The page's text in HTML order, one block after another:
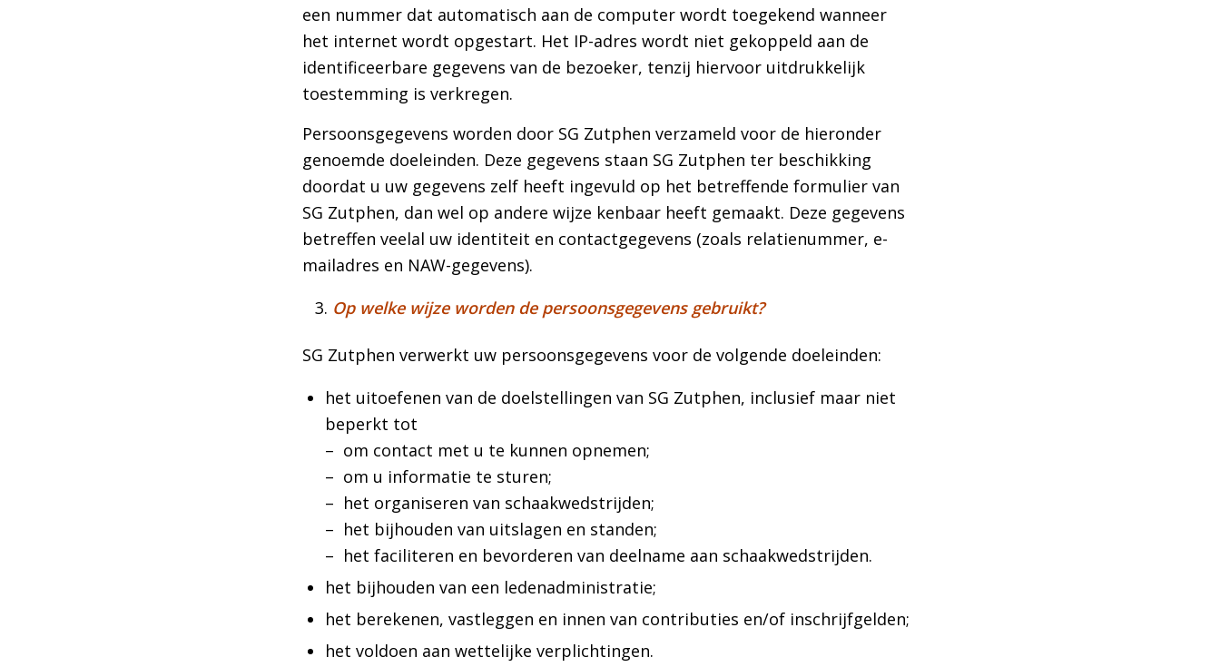
een nummer dat automatisch aan de computer wordt toegekend wanneer
het internet wordt opgestart. Het IP-adres wordt niet gekoppeld aan de
identificeerbare gegevens van de bezoeker, tenzij hiervoor uitdrukkelijk
toestemming is verkregen.
Persoonsgegevens worden door SG Zutphen verzameld voor de hieronder
genoemde doeleinden. Deze gegevens staan SG Zutphen ter beschikking
doordat u uw gegevens zelf heeft ingevuld op het betreffende formulier van
SG Zutphen, dan wel op andere wijze kenbaar heeft gemaakt. Deze gegevens
betreffen veelal uw identiteit en contactgegevens (zoals relatienummer, e-
mailadres en NAW-gegevens).
Op welke wijze worden de persoonsgegevens gebruikt?
SG Zutphen verwerkt uw persoonsgegevens voor de volgende doeleinden:
het uitoefenen van de doelstellingen van SG Zutphen, inclusief maar niet
beperkt tot
– om contact met u te kunnen opnemen;
– om u informatie te sturen;
– het organiseren van schaakwedstrijden;
– het bijhouden van uitslagen en standen;
– het faciliteren en bevorderen van deelname aan schaakwedstrijden.
het bijhouden van een ledenadministratie;
het berekenen, vastleggen en innen van contributies en/of inschrijfgelden;
het voldoen aan wettelijke verplichtingen.